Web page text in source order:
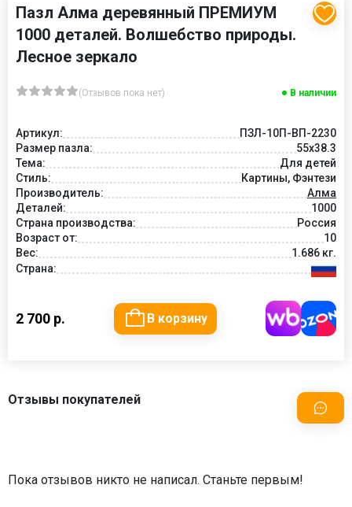
Пазл Алма деревянный ПРЕМИУМ
1000 деталей. Волшебство природы.
Лесное зеркало
(Отзывов пока нет) В наличии
Артикул:
ПЗЛ-10П-ВП-2230
Размер пазла:
55х38.3
Тема:
Для детей
Стиль:
Картины, Фэнтези
Производитель:
Алма
Деталей:
1000
Страна производства:
Россия
Возраст от:
10
Вес:
1.686 кг.
Страна:
2 700 р. В корзину
Отзывы покупателей
Пока отзывов никто не написал. Станьте первым!